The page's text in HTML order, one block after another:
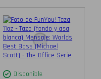
Disponible